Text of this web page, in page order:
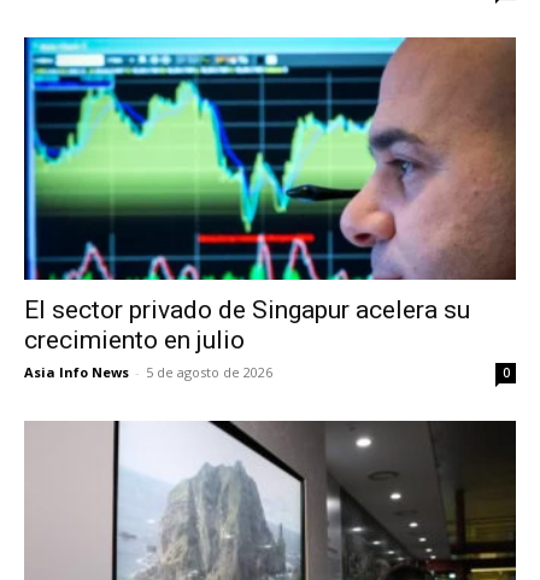
El sector privado de Singapur acelera su
crecimiento en julio
Asia Info News - 5 de agosto de 2026 0